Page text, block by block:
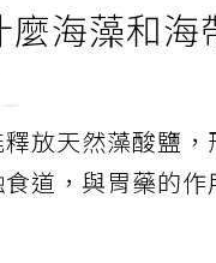
麼海藻和海
放天然藻酸鹽，
道，與胃藥的作